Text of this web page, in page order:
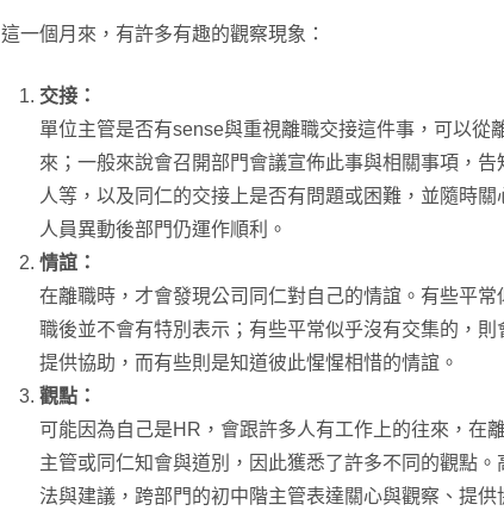
這一個月來，有許多有趣的觀察現象：
交接：
單位主管是否有sense與重視離職交接這件事，可以從
來；一般來說會召開部門會議宣佈此事與相關事項，
人等，以及同仁的交接上是否有問題或困難，並隨時
人員異動後部門仍運作順利。
情誼：
在離職時，才會發現公司同仁對自己的情誼。有些平
職後並不會有特別表示；有些平常似乎沒有交集的，則
提供協助，而有些則是知道彼此惺惺相惜的情誼。
觀點：
可能因為自己是HR，會跟許多人有工作上的往來，在
主管或同仁知會與道別，因此獲悉了許多不同的觀點
法與建議，跨部門的初中階主管表達關心與觀察、提供